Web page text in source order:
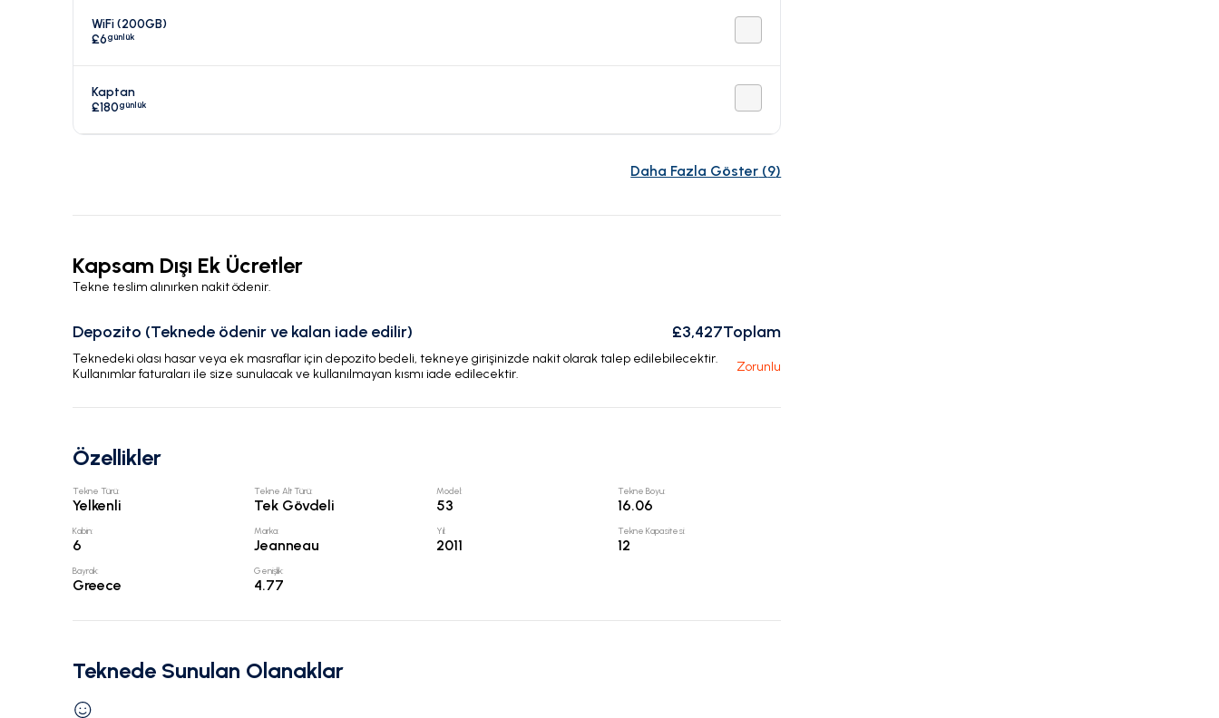
WiFi (200GB)
£6günlük
Kaptan
£180günlük
Daha Fazla Göster (9)
Kapsam Dışı Ek Ücretler
Tekne teslim alınırken nakit ödenir.
Depozito (Teknede ödenir ve kalan iade edilir) £3,427Toplam
Teknedeki olası hasar veya ek masraflar için depozito bedeli, tekneye girişinizde nakit olarak talep edilebilecektir.
Kullanımlar faturaları ile size sunulacak ve kullanılmayan kısmı iade edilecektir.
Zorunlu
Özellikler
Tekne Türü:
Yelkenli
Tekne Alt Türü:
Tek Gövdeli
Model:
53
Tekne Boyu:
16.06
Kabin:
6
Marka:
Jeanneau
Yıl:
2011
Tekne Kapasitesi:
12
Bayrak:
Greece
Genişlik:
4.77
Teknede Sunulan Olanaklar